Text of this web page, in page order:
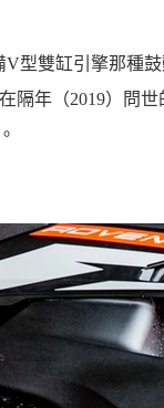
型雙缸引擎那種
年（2019）問世